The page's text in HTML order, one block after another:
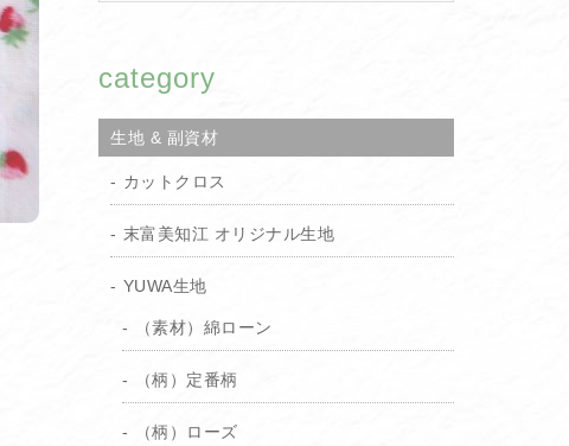
category
生地 & 副資材
カットクロス
末富美知江 オリジナル生地
YUWA生地
（素材）綿ローン
（柄）定番柄
（柄）ローズ